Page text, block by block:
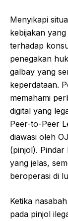
Menyikapi
kebijakan
terhadap
penegakan
galbay yang
keperdataan.
memahami
digital yang
Peer-to-Peer
diawasi oleh
(pinjol).
yang jelas,
beroperasi di
Ketika
pada pinjol